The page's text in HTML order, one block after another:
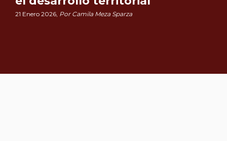
21 Enero 2026, Por Camila Meza Sparza